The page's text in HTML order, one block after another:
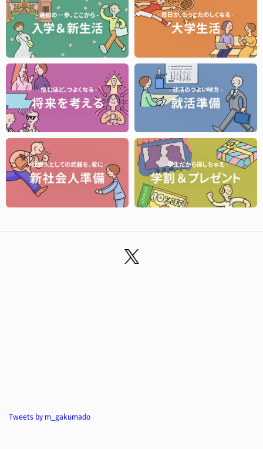
Tweets by m_gakumado